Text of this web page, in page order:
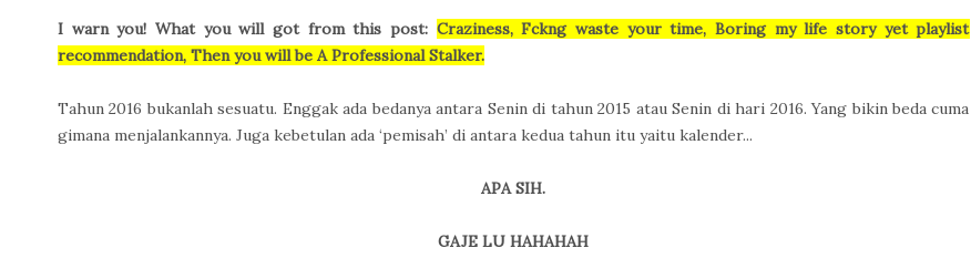
I warn you! What you will got from this post: Craziness, Fckng waste your time, Boring my life story yet playlist
recommendation, Then you will be A Professional Stalker.
Tahun 2016 bukanlah sesuatu. Enggak ada bedanya antara Senin di tahun 2015 atau Senin di hari 2016. Yang bikin beda cuma
gimana menjalankannya. Juga kebetulan ada ‘pemisah’ di antara kedua tahun itu yaitu kalender...
APA SIH.
GAJE LU HAHAHAH